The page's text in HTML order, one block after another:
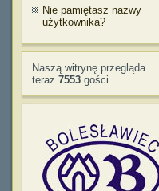
Nie pamiętasz nazwy
użytkownika?
Naszą witrynę przegląda
teraz 7553 gości